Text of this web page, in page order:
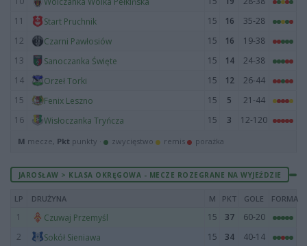
11
Start Pruchnik 15 16
35-28
12
Czarni Pawłosiów 15 16
19-38
13
Sanoczanka Święte 15 14
24-38
14
Orzeł Torki 15 12
26-44
15
Fenix Leszno 15 5
21-44
16
Wisłoczanka Tryńcza 15 3 12-120
M mecze, Pkt punkty · zwycięstwo remis porażka
JAROSŁAW > KLASA OKRĘGOWA - MECZE ROZEGRANE NA WYJEŹDZIE
LP DRUŻYNA M PKT GOLE FORMA
1 Czuwaj Przemyśl 15 37
60-20
2
Sokół Sieniawa 15 34 40-14